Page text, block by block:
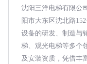
沈阳三洋电梯有限公
阳市大东区沈北路
设备的研发、制造与
梯、观光电梯等多个
及安装资质，凭借丰